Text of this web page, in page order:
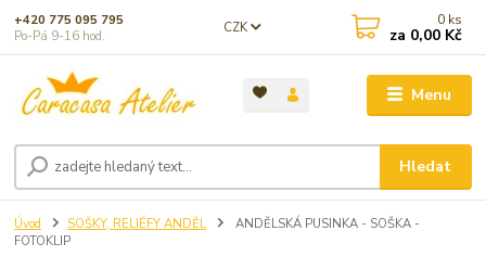
Menu
CZK
Hledat
+420 775 095 795
Po-Pá 9-16 hod.
0 ks
za 0,00 Kč
Úvod SOŠKY, RELIÉFY ANDĚL
ANDĚLSKÁ PUSINKA - SOŠKA -
FOTOKLIP